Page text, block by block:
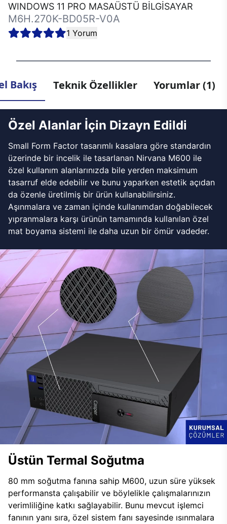
WINDOWS 11 PRO MASAÜSTÜ BİLGİSAYAR
M6H.270K-BD05R-V0A
1 Yorum
Bakış Teknik Özellikler Yorumlar (1)
Özel Alanlar İçin Dizayn Edildi
Small Form Factor tasarımlı kasalara göre standardın
üzerinde bir incelik ile tasarlanan Nirvana M600 ile
özel kullanım alanlarınızda bile yerden maksimum
tasarruf elde edebilir ve bunu yaparken estetik açıdan
da özenle üretilmiş bir ürün kullanabilirsiniz.
Aşınmalara ve zaman içinde kullanımdan doğabilecek
yıpranmalara karşı ürünün tamamında kullanılan özel
mat boyama sistemi ile daha uzun bir ömür vadeder.
Üstün Termal Soğutma
80 mm soğutma fanına sahip M600, uzun süre yüksek
performansta çalışabilir ve böylelikle çalışmalarınızın
verimliliğine katkı sağlayabilir. Bunu mevcut işlemci
fanının yanı sıra, özel sistem fanı sayesinde ısınmalara